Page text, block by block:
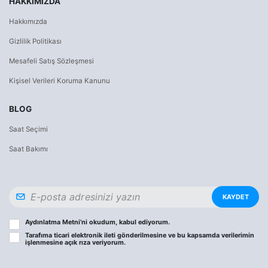
Hakkımızda
Gizlilik Politikası
Mesafeli Satış Sözleşmesi
Kişisel Verileri Koruma Kanunu
BLOG
Saat Seçimi
Saat Bakımı
KAYDET
Aydınlatma Metni’ni okudum, kabul ediyorum.
Tarafıma ticari elektronik ileti gönderilmesine ve bu kapsamda verilerimin
işlenmesine açık rıza veriyorum.